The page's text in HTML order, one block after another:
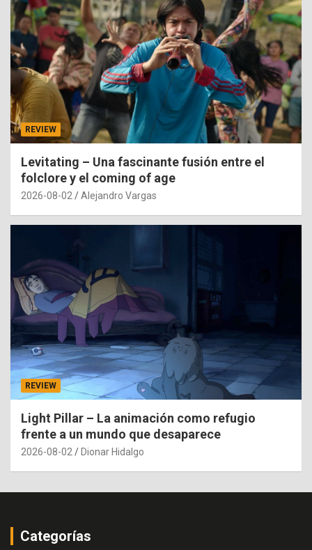
REVIEW
Levitating – Una fascinante fusión entre el
folclore y el coming of age
2026-08-02 Alejandro Vargas
REVIEW
Light Pillar – La animación como refugio
frente a un mundo que desaparece
2026-08-02 Dionar Hidalgo
Categorías